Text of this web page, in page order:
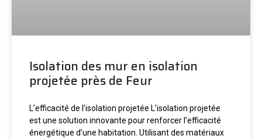
Isolation des mur en isolation
projetée près de Feur
L’efficacité de l’isolation projetée L’isolation projetée
est une solution innovante pour renforcer l’efficacité
énergétique d’une habitation. Utilisant des matériaux